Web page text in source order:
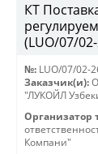
КТ
(LUO/07/
№: LUO/07/02-
Заказчик(и):
"ЛУКОЙЛ
Организатор
Компани"